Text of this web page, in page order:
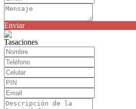
Enviar
Tasaciones